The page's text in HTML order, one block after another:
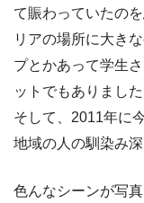
て賑わっていたの
リアの場所に大き
プとかあって学生
ットでもありました
そして、2011年に
地域の人の馴染み
色んなシーンが写